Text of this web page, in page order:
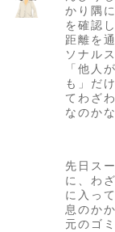
かり隅
を確認
距離を
ソナル
「他人
も」だ
てわざ
なのか
先日ス
に、わ
に入っ
息のか
元のゴ